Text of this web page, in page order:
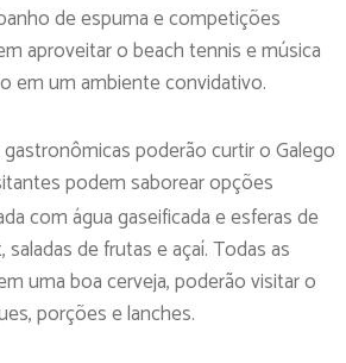
de espuma e competições
aproveitar o beach tennis e música
em um ambiente convidativo.
poderão curtir o Galego
podem saborear opções
com água gaseificada e esferas de
de frutas e açaí. Todas as
uma boa cerveja, poderão visitar o
porções e lanches.